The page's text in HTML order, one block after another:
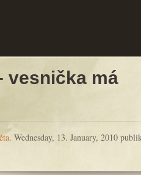
vesnička má
. Wednesday, 13. January, 2010